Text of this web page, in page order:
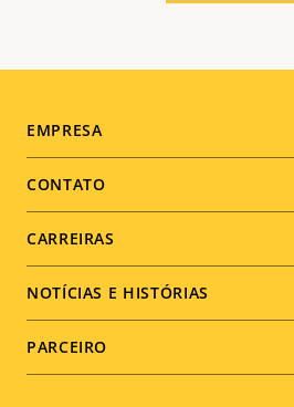
Footer
menu
EMPRESA
CONTATO
CARREIRAS
NOTÍCIAS E HISTÓRIAS
PARCEIRO